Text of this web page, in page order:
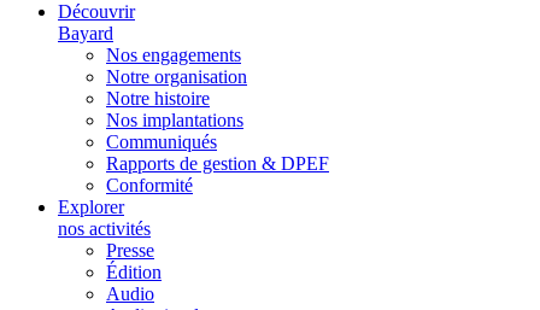
Découvrir
Bayard
Nos engagements
Notre organisation
Notre histoire
Nos implantations
Communiqués
Rapports de gestion & DPEF
Conformité
Explorer
nos activités
Presse
Édition
Audio